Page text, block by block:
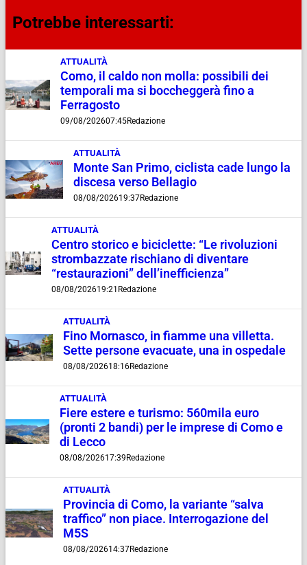
Potrebbe interessarti:
ATTUALITÀ
Como, il caldo non molla: possibili dei
temporali ma si boccheggerà fino a
Ferragosto
09/08/202607:45Redazione
ATTUALITÀ
Monte San Primo, ciclista cade lungo la
discesa verso Bellagio
08/08/202619:37Redazione
ATTUALITÀ
Centro storico e biciclette: “Le rivoluzioni
strombazzate rischiano di diventare
“restaurazioni” dell’inefficienza”
08/08/202619:21 Redazione
ATTUALITÀ
Fino Mornasco, in fiamme una villetta.
Sette persone evacuate, una in ospedale
08/08/202618:16Redazione
ATTUALITÀ
Fiere estere e turismo: 560mila euro
(pronti 2 bandi) per le imprese di Como e
di Lecco
08/08/202617:39 Redazione
ATTUALITÀ
Provincia di Como, la variante “salva
traffico” non piace. Interrogazione del
M5S
08/08/202614:37Redazione